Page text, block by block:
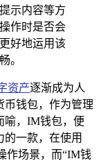
示内容等方
作时是否会
好地运用该
。
资产逐渐成为人
币钱包，作为管理
喻，IM钱包，便
一款，在使用
作场景，而“IM钱